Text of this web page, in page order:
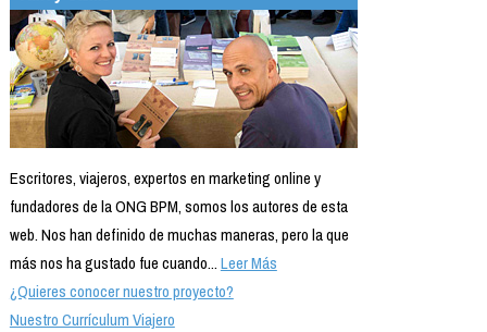
Escritores, viajeros, expertos en marketing online y
fundadores de la ONG BPM, somos los autores de esta
web. Nos han definido de muchas maneras, pero la que
más nos ha gustado fue cuando...Leer Más
¿Quieres conocer nuestro proyecto?
Nuestro Currículum Viajero